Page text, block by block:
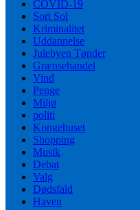
COVID-19
Sort Sol
Kriminalitet
Uddannelse
Julebyen Tønder
Grænsehandel
Vind
Penge
Miljø
politi
Kongehuset
Shopping
Musik
Debat
Valg
Dødsfald
Haven